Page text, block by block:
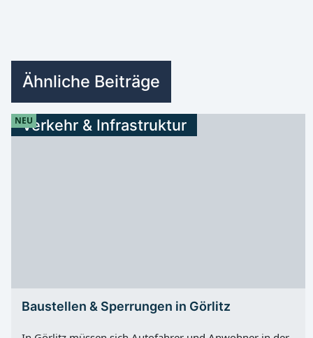
Ähnliche Beiträge
Verkehr & Infrastruktur
NEU
Baustellen & Sperrungen in Görlitz